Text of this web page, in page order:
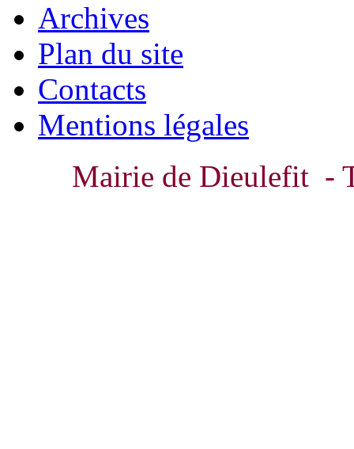
Archives
Plan du site
Contacts
Mentions légales
Mairie de Dieulefit -